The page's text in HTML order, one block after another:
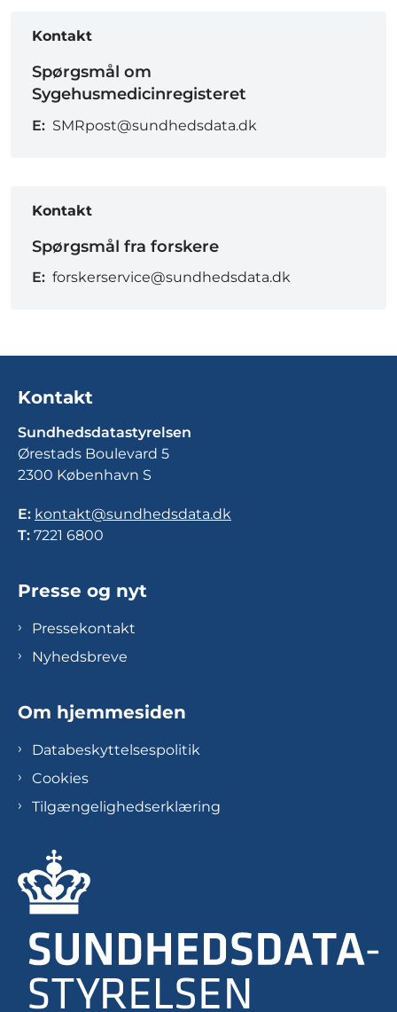
Kontakt
Spørgsmål om
Sygehusmedicinregisteret
E: SMRpost@sundhedsdata.dk
Kontakt
Spørgsmål fra forskere
E: forskerservice@sundhedsdata.dk
Kontakt
Sundhedsdatastyrelsen
Ørestads Boulevard 5
2300 København S
E: kontakt@sundhedsdata.dk
T: 7221 6800
Presse og nyt
Pressekontakt
Nyhedsbreve
Om hjemmesiden
Databeskyttelsespolitik
Cookies
Tilgængelighedserklæring